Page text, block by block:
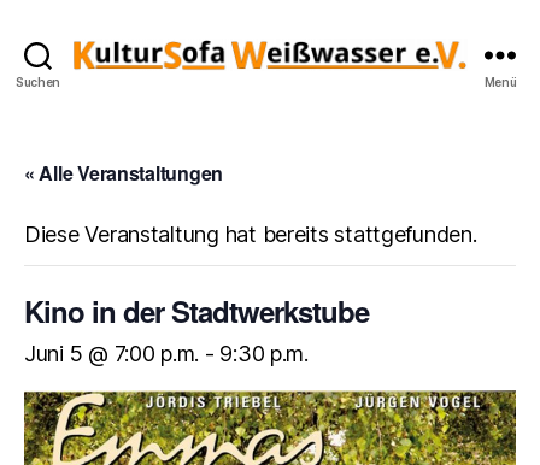
Suchen Menü
« Alle Veranstaltungen
Diese Veranstaltung hat bereits stattgefunden.
Kino in der Stadtwerkstube
Juni 5 @ 7:00 p.m. - 9:30 p.m.